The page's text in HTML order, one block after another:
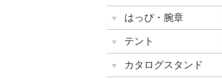
はっぴ・腕章
テント
カタログスタンド